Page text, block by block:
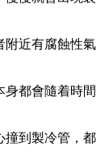
附近有腐蝕性氣
身都會隨着時間
撞到製冷管，都